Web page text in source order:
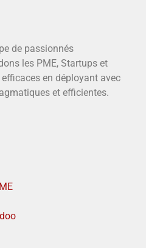
de passionnés
les PME, Startups et
en déployant avec
et efficientes.